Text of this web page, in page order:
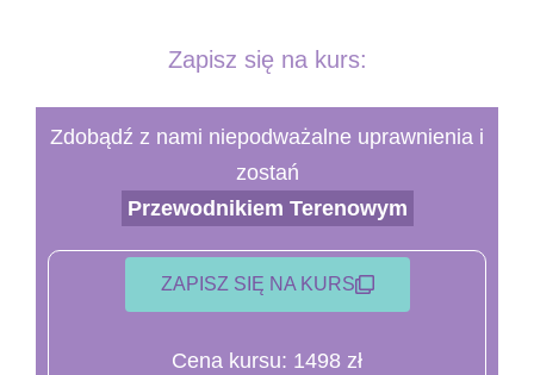
Zapisz się na kurs:
Zdobądź z nami niepodważalne uprawnienia i
zostań
Przewodnikiem Terenowym
ZAPISZ SIĘ NA KURS
Cena kursu: 1498 zł